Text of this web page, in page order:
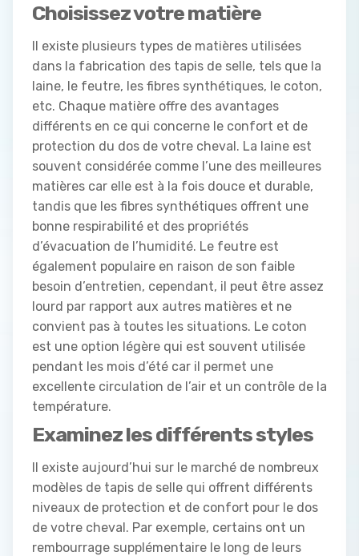
Choisissez votre matière
Il existe plusieurs types de matières utilisées
dans la fabrication des tapis de selle, tels que la
laine, le feutre, les fibres synthétiques, le coton,
etc. Chaque matière offre des avantages
différents en ce qui concerne le confort et de
protection du dos de votre cheval. La laine est
souvent considérée comme l’une des meilleures
matières car elle est à la fois douce et durable,
tandis que les fibres synthétiques offrent une
bonne respirabilité et des propriétés
d’évacuation de l’humidité. Le feutre est
également populaire en raison de son faible
besoin d’entretien, cependant, il peut être assez
lourd par rapport aux autres matières et ne
convient pas à toutes les situations. Le coton
est une option légère qui est souvent utilisée
pendant les mois d’été car il permet une
excellente circulation de l’air et un contrôle de la
température.
Examinez les différents styles
Il existe aujourd’hui sur le marché de nombreux
modèles de tapis de selle qui offrent différents
niveaux de protection et de confort pour le dos
de votre cheval. Par exemple, certains ont un
rembourrage supplémentaire le long de leurs